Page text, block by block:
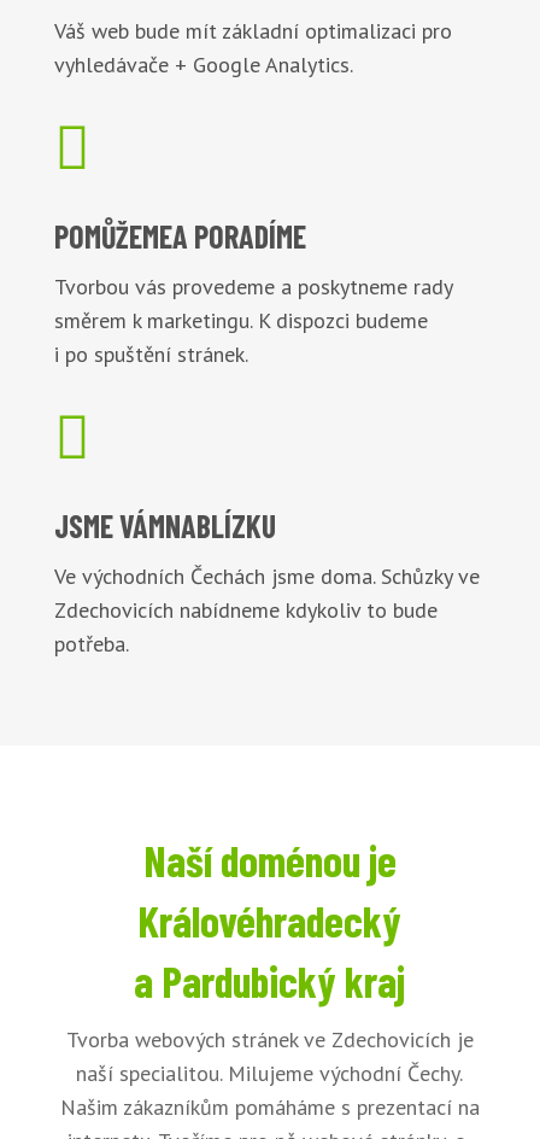
Váš web bude mít základní optimalizaci pro
vyhledávače + Google Analytics.

POMŮŽEMEA PORADÍME
Tvorbou vás provedeme a poskytneme rady
směrem k marketingu. K dispozci budeme
i po spuštění stránek.

JSME VÁMNABLÍZKU
Ve východních Čechách jsme doma. Schůzky ve
Zdechovicích nabídneme kdykoliv to bude
potřeba.
Naší doménou je
Královéhradecký
a Pardubický kraj
Tvorba webových stránek ve Zdechovicích je
naší specialitou. Milujeme východní Čechy.
Našim zákazníkům pomáháme s prezentací na